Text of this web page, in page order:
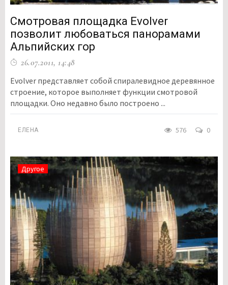
Смотровая площадка Evolver
позволит любоваться панорамами
Альпийских гор
26.07.2011, 14:48
Evolver представляет собой спиралевидное деревянное
строение, которое выполняет функции смотровой
площадки. Оно недавно было построено ...
ЕЛЕНА 576 0
Другое